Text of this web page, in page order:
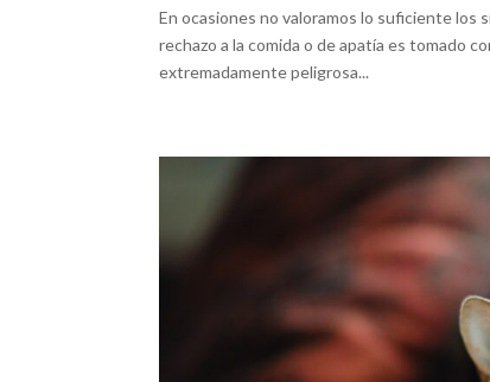
En ocasiones no valoramos lo suficiente
rechazo a la comida o de apatía es tomado
extremadamente peligrosa...